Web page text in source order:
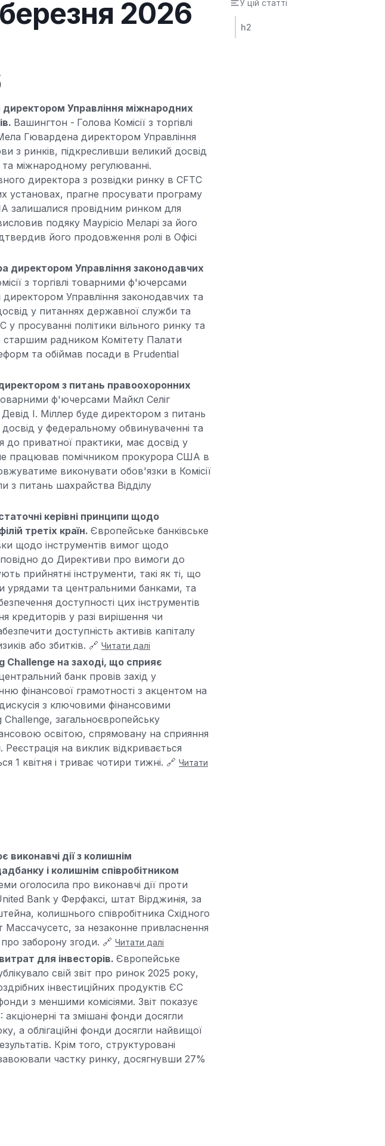
2026
Управління міжнародних
Вашингтон - Голова Комісії з торгівлі
Гювардена директором Управління
з ринків, підкресливши великий досвід
міжнародному регулюванні.
директора з розвідки ринку в CFTC
установах, прагне просувати програму
залишалися провідним ринком для
подяку Маурісіо Меларі за його
його продовження ролі в Офісі
директором Управління законодавчих
з торгівлі товарними ф'ючерсами
Управління законодавчих та
у питаннях державної служби та
у просуванні політики вільного ринку та
старшим радником Комітету Палати
та обіймав посади в Prudential
з питань правоохоронних
ф'ючерсами Майкл Селіг
І. Міллер буде директором з питань
у федеральному обвинуваченні та
до приватної практики, має досвід у
працював помічником прокурора США в
виконувати обов'язки в Комісії
з питань шахрайства Відділу
керівні принципи щодо
третіх країн. Європейське банківське
щодо інструментів вимог щодо
до Директиви про вимоги до
прийнятні інструменти, такі як ті, що
урядами та центральними банками, та
доступності цих інструментів
кредиторів у разі вирішення чи
доступність активів капіталу
або збитків. 🔗 Читати далі
Challenge на заході, що сприяє
банк провів захід у
фінансової грамотності з акцентом на
з ключовими фінансовими
загальноєвропейську
освітою, спрямовану на сприяння
Реєстрація на виклик відкривається
1 квітня і триває чотири тижні. 🔗 Читати
дії з колишнім
і колишнім співробітником
оголосила про виконавчі дії проти
Bank у Ферфаксі, штат Вірджинія, за
колишнього співробітника Східного
за незаконне привласнення
заборону згоди. 🔗 Читати далі
для інвесторів. Європейське
свій звіт про ринок 2025 року,
інвестиційних продуктів ЄС
з меншими комісіями. Звіт показує
та змішані фонди досягли
а облігаційні фонди досягли найвищої
Крім того, структуровані
частку ринку, досягнувши 27%
У цій статті
h2